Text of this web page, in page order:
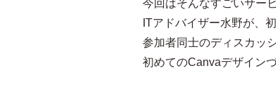
今回はそんなすごいサー
ITアドバイザー水野が、
参加者同士のディスカッ
初めてのCanvaデザイン